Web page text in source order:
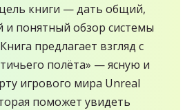
книги — дать общий,
и понятный обзор системы
предлагает взгляд с
полёта» — ясную и
игрового мира Unreal
поможет увидеть